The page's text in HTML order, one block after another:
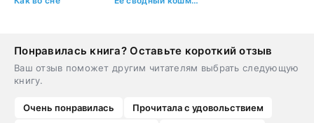
Понравилась книга? Оставьте короткий отзыв
Ваш отзыв поможет другим читателям выбрать следующую
книгу.
Очень понравилась
Прочитала с удовольствием